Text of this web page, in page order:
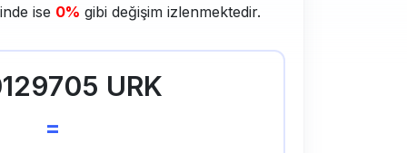
ise 0% gibi değişim izlenmektedir.
URK
=